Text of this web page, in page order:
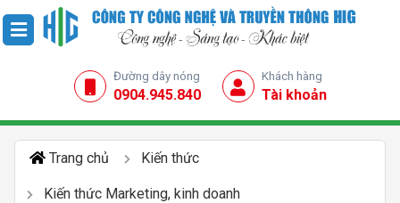
Đường dây nóng
0904.945.840
Khách hàng
Tài khoản
Trang chủ Kiến thức
Kiến thức Marketing, kinh doanh